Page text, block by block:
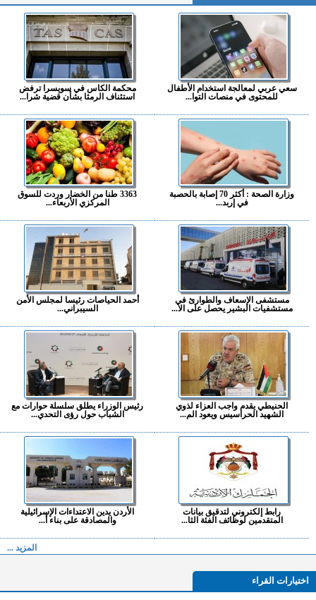
سعي عربي لمعالجة استخدام الأطفال
للمحتوى في منصات التوا...
محكمة الكاس في سويسرا ترفض
استئناف الرمثا بشأن قضية شرا...
وزارة الصحة : أكثر 70 إصابة بالحصبة
في إربد...
3363 طنا من الخضار وردت للسوق
المركزي الأربعاء...
مستشفى الإسعاف والطوارئ في
مستشفيات البشير يحصل على الا...
أحمد الحياصات رئيسا لمجلس الأمن
السيبراني...
الحنيطي يقدم واجب العزاء لذوي
الشهيد الحراسيس ويعود الم...
رئيس الوزراء يطلق سلسلة حوارات مع
الشباب حول رؤى التحدي...
رابط إلكتروني لتدقيق بيانات
المتقدمين لوظائف الفئة الثا...
الأردن يدين الاعتداءات الإسرائيلية
والمصادقة على بناء أ...
المزيد ...
اختيارات القراء